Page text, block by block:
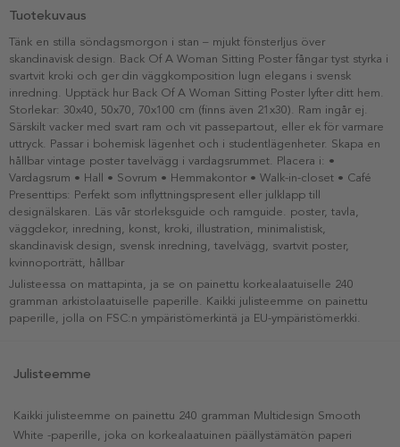
Tuotekuvaus
Tänk en stilla söndagsmorgon i stan – mjukt fönsterljus över
skandinavisk design. Back Of A Woman Sitting Poster fångar tyst styrka i
svartvit kroki och ger din väggkomposition lugn elegans i svensk
inredning. Upptäck hur Back Of A Woman Sitting Poster lyfter ditt hem.
Storlekar: 30x40, 50x70, 70x100 cm (finns även 21x30). Ram ingår ej.
Särskilt vacker med svart ram och vit passepartout, eller ek för varmare
uttryck. Passar i bohemisk lägenhet och i studentlägenheter. Skapa en
hållbar vintage poster tavelvägg i vardagsrummet. Placera i: •
Vardagsrum • Hall • Sovrum • Hemmakontor • Walk-in-closet • Café
Presenttips: Perfekt som inflyttningspresent eller julklapp till
designälskaren. Läs vår storleksguide och ramguide. poster, tavla,
väggdekor, inredning, konst, kroki, illustration, minimalistisk,
skandinavisk design, svensk inredning, tavelvägg, svartvit poster,
kvinnoporträtt, hållbar
Julisteessa on mattapinta, ja se on painettu korkealaatuiselle 240
gramman arkistolaatuiselle paperille. Kaikki julisteemme on painettu
paperille, jolla on FSC:n ympäristömerkintä ja EU-ympäristömerkki.
Julisteemme
Kaikki julisteemme on painettu 240 gramman Multidesign Smooth
White -paperille, joka on korkealaatuinen päällystämätön paperi